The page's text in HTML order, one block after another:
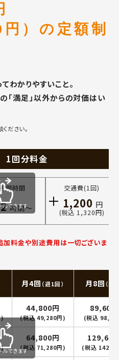
）の定額制
わかりやすいこと。
「満足」以外からの対価はい
ださい。
1回分料金
用時間
2 時間〜
交通費(1回)
1,200 円
(税込 1,320円)
ルできます
料金や別途費用は一切ございま
月4回 （週1回） 月8回 （週
)
44,800円
(税込 49,280円)
89,600
(税込
)
64,800円
(税込 71,280円) (税込
ルできます